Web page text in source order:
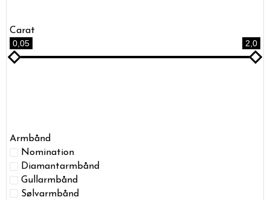
Carat
0,05
2,0
Armbånd
Nomination
Diamantarmbånd
Gullarmbånd
Sølvarmbånd